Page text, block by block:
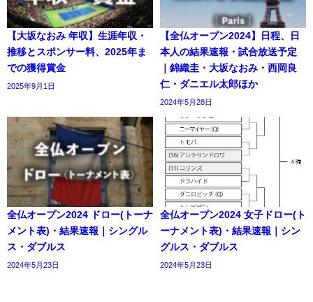
【大坂なおみ 年収】生涯年収・
推移とスポンサー料、2025年ま
での獲得賞金
2025年9月1日
【全仏オープン2024】日程、日
本人の結果速報・試合放送予定
｜錦織圭・大坂なおみ・西岡良
仁・ダニエル太郎ほか
2024年5月28日
全仏オープン2024 ドロー(トーナ
メント表)・結果速報｜シングル
ス・ダブルス
2024年5月23日
全仏オープン2024 女子ドロー(ト
ーナメント表)・結果速報｜シン
グルス・ダブルス
2024年5月23日